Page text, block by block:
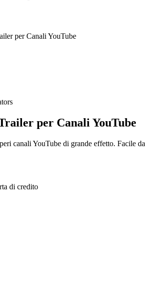
per Canali YouTube
per Canali YouTube
canali YouTube di grande effetto. Facile da
di credito